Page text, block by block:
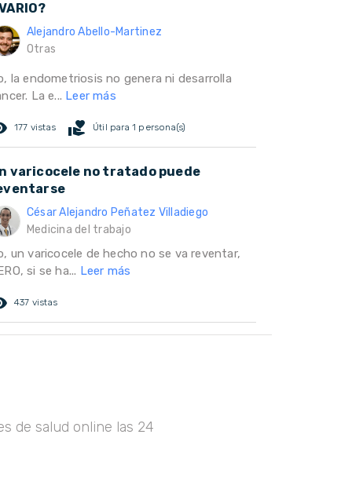
Alejandro Abello-Martinez
Otras
la endometriosis no genera ni desarrolla
La e... Leer más
177 vistas volunteer_activism Útil para 1 persona(s)
varicocele no tratado puede
César Alejandro Peñatez Villadiego
Medicina del trabajo
un varicocele de hecho no se va reventar,
si se ha... Leer más
437 vistas
de salud online las 24